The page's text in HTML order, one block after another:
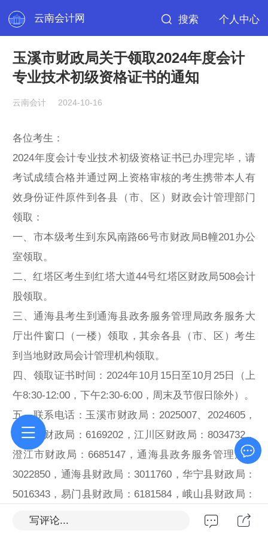
云南会计网 搜索 个人中心
玉溪市财政局关于领取2024年度会计
专业技术初级资格证书的通知
云南会计 2024-10-16
各位考生：
2024年度会计专业技术初级资格证书已办理完毕，请
考试成绩合格并通过网上资格审核的考生携带本人有
效身份证件原件到各县（市、区）财政会计管理部门
领取：
一、市本级考生到东风南路66号市财政局B幢201办公
室领取。
二、红塔区考生到红塔大道44号红塔区财政局508会计
股领取。
三、通海县考生到通海县政务服务管理局政务服务大
厅出件窗口（一楼）领取，其余各县（市、区）考生
到当地财政局会计管理机构领取。
四、领取证书时间：2024年10月15日至10月25日（上
午8:30-12:00，下午2:30-6:00，周末及节假日除外）。
五、联系电话：玉溪市财政局：2025007、2024605，
红塔区财政局：6169202，江川区财政局：8034732，
澄江市财政局：6685147，通海县政务服务管理局：
3022850，通海县财政局：3011760，华宁县财政局：
5016343，易门县财政局：6181584，峨山县财政局：
4011061，新平县财政局：7011174，元江县财政局：
写评论...